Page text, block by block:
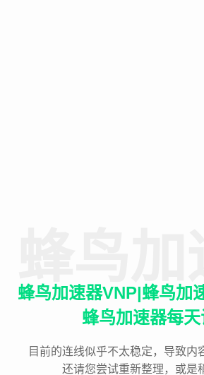
蜂鸟加速器VNP|蜂鸟加
蜂鸟加速器每天
目前的连线似乎不太稳定，导致内
还请您尝试重新整理，或是